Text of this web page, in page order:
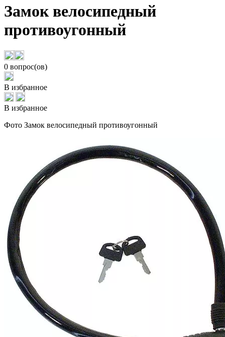
Замок велосипедный
противоугонный
0 вопрос(ов)
В избранное
В избранное
Фото Замок велосипедный противоугонный